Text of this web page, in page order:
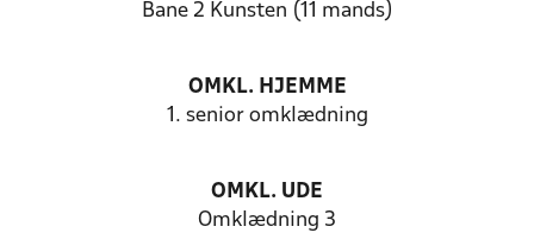
Bane 2 Kunsten (11 mands)
OMKL. HJEMME
1. senior omklædning
OMKL. UDE
Omklædning 3